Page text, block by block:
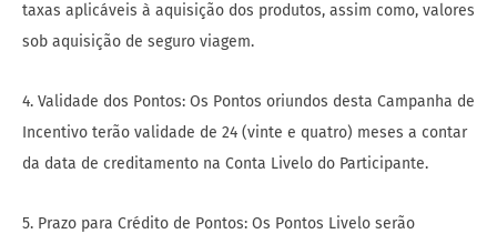
taxas aplicáveis à aquisição dos produtos, assim como, valores
sob aquisição de seguro viagem.
4. Validade dos Pontos: Os Pontos oriundos desta Campanha de
Incentivo terão validade de 24 (vinte e quatro) meses a contar
da data de creditamento na Conta Livelo do Participante.
5. Prazo para Crédito de Pontos: Os Pontos Livelo serão